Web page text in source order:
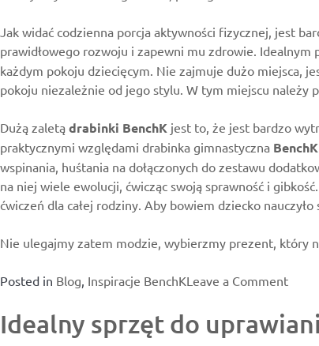
Jak widać codzienna porcja aktywności fizycznej, jest
prawidłowego rozwoju i zapewni mu zdrowie.
każdym pokoju dziecięcym. Nie zajmuje dużo miejsca,
pokoju niezależnie od jego stylu. W tym miejscu należy
Dużą zaletą drabinki BenchK jest to, że jest bardzo
praktycznymi względami drabinka gimnastyczna BenchK
wspinania, huśtania na dołączonych do zestawu
na niej wiele ewolucji, ćwicząc swoją sprawność i
ćwiczeń dla całej rodziny. Aby bowiem dziecko
Nie ulegajmy zatem modzie, wybierzmy prezent, który
Posted in Blog, Inspiracje BenchKLeave a Commenton
Idealny sprzęt do